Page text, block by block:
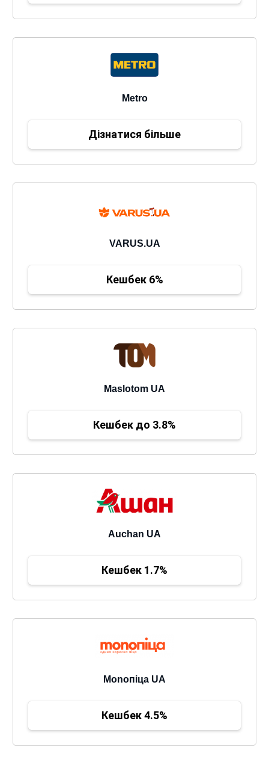
Metro
Дізнатися більше
VARUS.UA
Кешбек 6%
Maslotom UA
Кешбек до 3.8%
Auchan UA
Кешбек 1.7%
Monoпіца UA
Кешбек 4.5%